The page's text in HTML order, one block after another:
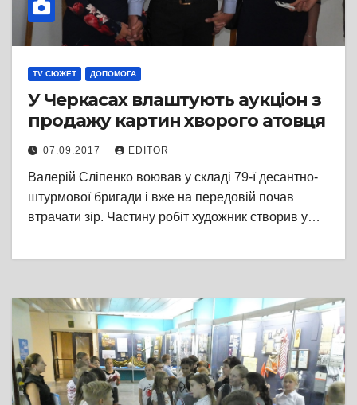
TV СЮЖЕТ ДОПОМОГА
У Черкасах влаштують аукціон з
продажу картин хворого атовця
07.09.2017 EDITOR
Валерій Сліпенко воював у складі 79-ї десантно-
штурмової бригади і вже на передовій почав
втрачати зір. Частину робіт художник створив у…